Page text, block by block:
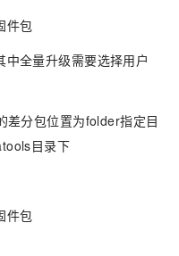
件包
中全量升级需要选择用户
差分包位置为folder指定目
目录下
件包